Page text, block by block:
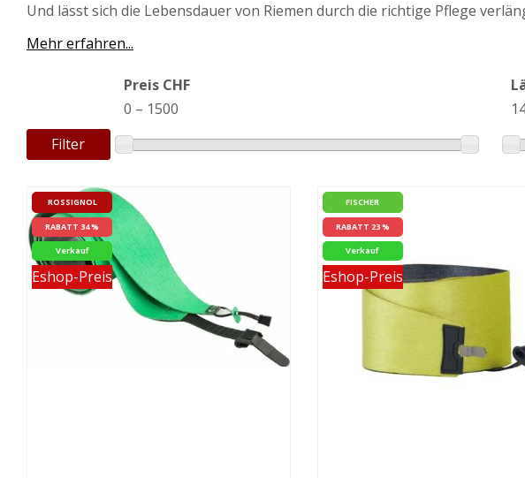
Und lässt sich die Lebensdauer von Riemen durch die richtige Pflege
Mehr erfahren...
Filter
Preis CHF
0 – 1500
ROSSIGNOL
RABATT 34 %
Verkauf
Eshop-Preis
FISCHER
RABATT 23 %
Verkauf
Eshop-Preis